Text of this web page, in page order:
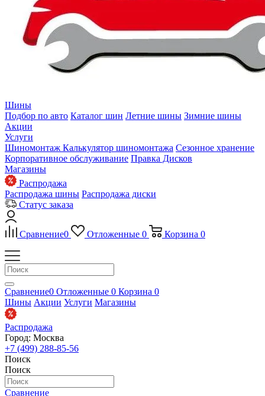
Шины
Подбор по авто Каталог шин Летние шины Зимние шины
Акции
Услуги
Шиномонтаж Калькулятор шиномонтажа Сезонное хранение
Корпоративное обслуживание Правка Дисков
Магазины
Распродажа
Распродажа шины Распродажа диски
Статус заказа
Сравнение0 Отложенные 0 Корзина 0
Сравнение0 Отложенные 0 Корзина 0
Шины Акции Услуги Магазины
Распродажа
Город: Москва
+7 (499) 288-85-56
Поиск
Поиск
Сравнение